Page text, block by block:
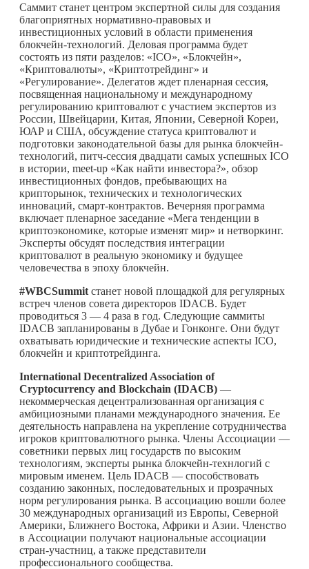
Саммит станет центром экспертной силы для создания
благоприятных нормативно-правовых и
инвестиционных условий в области применения
блокчейн-технологий. Деловая программа будет
состоять из пяти разделов: «ICO», «Блокчейн»,
«Криптовалюты», «Криптотрейдинг» и
«Регулирование». Делегатов ждет пленарная сессия,
посвященная национальному и международному
регулированию криптовалют с участием экспертов из
России, Швейцарии, Китая, Японии, Северной Кореи,
ЮАР и США, обсуждение статуса криптовалют и
подготовки законодательной базы для рынка блокчейн-
технологий, питч-сессия двадцати самых успешных ICO
в истории, meet-up «Как найти инвестора?», обзор
инвестиционных фондов, пребывающих на
крипторынок, технических и технологических
инноваций, смарт-контрактов. Вечерняя программа
включает пленарное заседание «Мега тенденции в
криптоэкономике, которые изменят мир» и нетворкинг.
Эксперты обсудят последствия интеграции
криптовалют в реальную экономику и будущее
человечества в эпоху блокчейн.
#WBCSummit станет новой площадкой для регулярных
встреч членов совета директоров IDACB. Будет
проводиться 3 — 4 раза в год. Следующие саммиты
IDACB запланированы в Дубае и Гонконге. Они будут
охватывать юридические и технические аспекты ICO,
блокчейн и криптотрейдинга.
International Decentralized Association of
Cryptocurrency and Blockchain (IDACB) —
некоммерческая децентрализованная организация с
амбициозными планами международного значения. Ее
деятельность направлена на укрепление сотрудничества
игроков криптовалютного рынка. Члены Ассоциации —
советники первых лиц государств по высоким
технологиям, эксперты рынка блокчейн-технлогий с
мировым именем. Цель IDACB — способствовать
созданию законных, последовательных и прозрачных
норм регулирования рынка. В ассоциацию вошли более
30 международных организаций из Европы, Северной
Америки, Ближнего Востока, Африки и Азии. Членство
в Ассоциации получают национальные ассоциации
стран-участниц, а также представители
профессионального сообщества.